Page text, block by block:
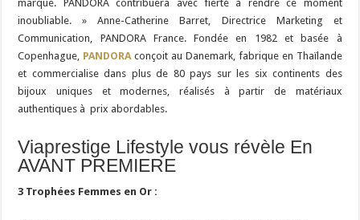
marque. PANDORA contribuera avec fierté à rendre ce moment
inoubliable. » Anne-Catherine Barret, Directrice Marketing et
Communication, PANDORA France. Fondée en 1982 et basée à
Copenhague, PANDORA conçoit au Danemark, fabrique en Thaïlande
et commercialise dans plus de 80 pays sur les six continents des
bijoux uniques et modernes, réalisés à partir de matériaux
authentiques à prix abordables.
Viaprestige Lifestyle vous révèle En
AVANT PREMIERE
3 Trophées Femmes en Or :